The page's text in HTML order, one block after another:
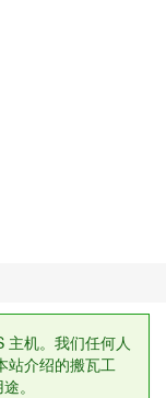
主机。我们任何人
站介绍的搬瓦工
。